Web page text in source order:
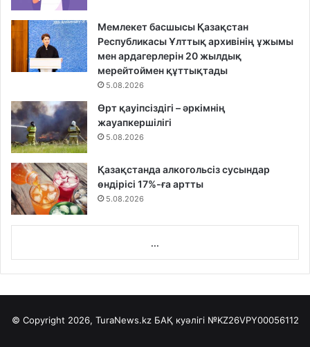
Мемлекет басшысы Қазақстан
Республикасы Ұлттық архивінің ұжымы
мен ардагерлерін 20 жылдық
мерейтоймен құттықтады
5.08.2026
Өрт қауіпсіздігі – әркімнің
жауапкершілігі
5.08.2026
Қазақстанда алкогольсіз сусындар
өндірісі 17%-ға артты
5.08.2026
...
© Copyright 2026, TuraNews.kz БАҚ куәлігі №KZ26VPY00056112